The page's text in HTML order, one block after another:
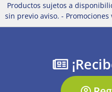
Productos sujetos a
sin previo aviso. -